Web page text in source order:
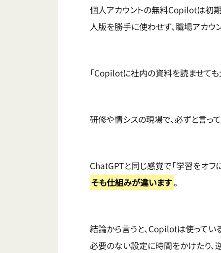
個人アカウントの無料Copilotは初
人版を勝手に使わせず、職場アカウ
「Copilotに社内の資料を読ませて
研修や情シスの現場で、必ずと言っ
ChatGPTと同じ感覚で「学習をオフ
そも仕組みが違います。
結論から言うと、Copilotは使ってい
必要のない設定に時間をかけたり、